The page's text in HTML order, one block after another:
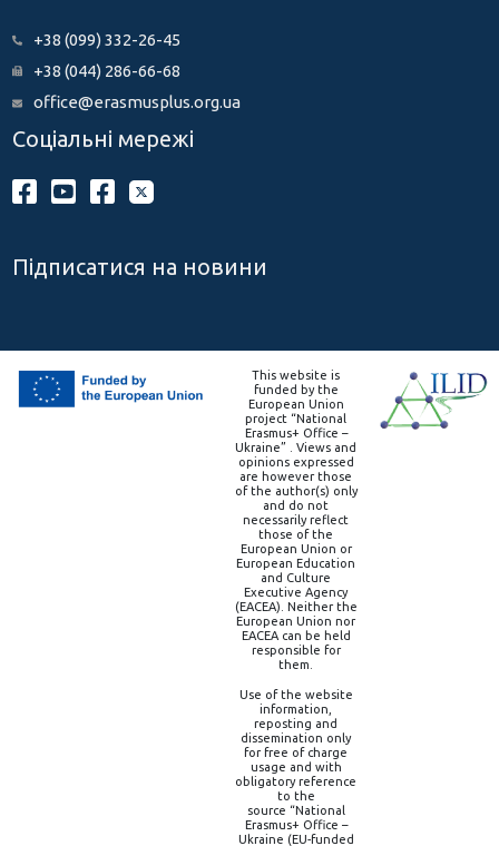
+38 (099) 332-26-45
+38 (044) 286-66-68
office@erasmusplus.org.ua
Соціальні мережі
Підписатися на новини
This website is
funded by the
European Union
project “National
Erasmus+ Office –
Ukraine” . Views and
opinions expressed
are however those
of the author(s) only
and do not
necessarily reflect
those of the
European Union or
European Education
and Culture
Executive Agency
(EACEA). Neither the
European Union nor
EACEA can be held
responsible for
them.
Use of the website
information,
reposting and
dissemination only
for free of charge
usage and with
obligatory reference
to the
source “National
Erasmus+ Office –
Ukraine (EU-funded